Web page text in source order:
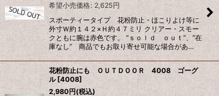
希望小売価格: 2,625円
スポーティータイプ 花粉防止・ほこりよけ等に
外寸Ｗ約１４２×Ｈ約４７ミリ クリアー・スモー
クともに腕は赤色です。 ”ｓｏｌｄ ｏｕｔ”、”在
庫なし” 商品でもお取り寄せ可能な場合があ…
花粉防止にも ＯＵＴＤＯＯＲ 4008 ゴーグ
ル [4008]
2,980円(税込)